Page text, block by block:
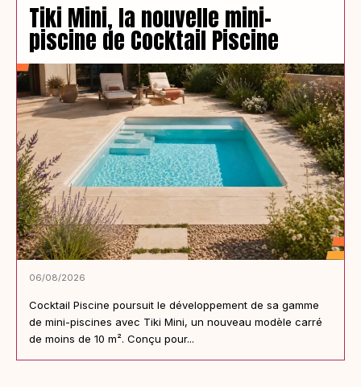
Tiki Mini, la nouvelle mini-
piscine de Cocktail Piscine
06/08/2026
Cocktail Piscine poursuit le développement de sa gamme
de mini-piscines avec Tiki Mini, un nouveau modèle carré
de moins de 10 m². Conçu pour...